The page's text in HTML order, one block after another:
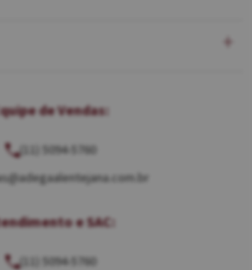
de Vendas:
(11) 5094-5760
e SAC:
(11) 5094-5760